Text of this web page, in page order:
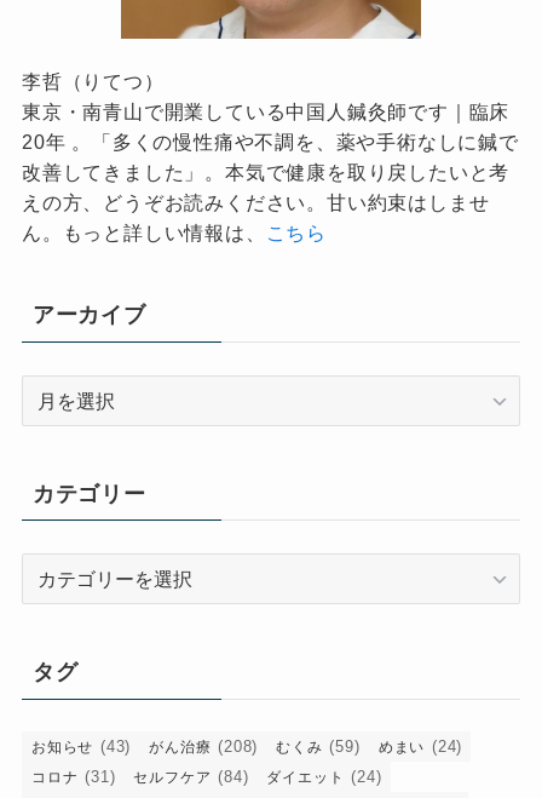
李哲（りてつ）
東京・南青山で開業している中国人鍼灸師です｜臨床
20年 。「多くの慢性痛や不調を、薬や手術なしに鍼で
改善してきました」。本気で健康を取り戻したいと考
えの方、どうぞお読みください。甘い約束はしませ
ん。もっと詳しい情報は、
こちら
アーカイブ
ブ
カテゴリー
ー
タグ
お知らせ (43) がん治療 (208) むくみ (59) めまい (24)
コロナ (31) セルフケア (84) ダイエット (24)